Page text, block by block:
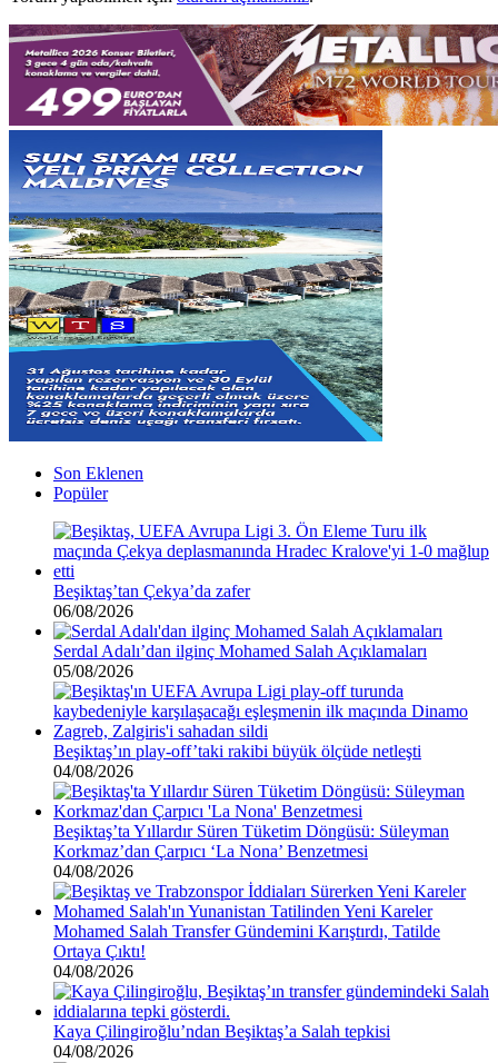
Son Eklenen
Popüler
Beşiktaş’tan Çekya’da zafer
06/08/2026
Serdal Adalı’dan ilginç Mohamed Salah Açıklamaları
05/08/2026
Beşiktaş’ın play-off’taki rakibi büyük ölçüde netleşti
04/08/2026
Beşiktaş’ta Yıllardır Süren Tüketim Döngüsü: Süleyman
Korkmaz’dan Çarpıcı ‘La Nona’ Benzetmesi
04/08/2026
Mohamed Salah Transfer Gündemini Karıştırdı, Tatilde
Ortaya Çıktı!
04/08/2026
Kaya Çilingiroğlu’ndan Beşiktaş’a Salah tepkisi
04/08/2026